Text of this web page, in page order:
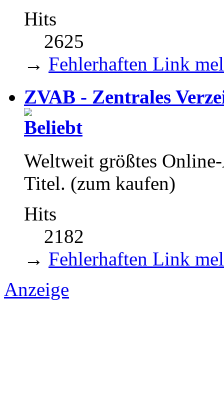
Hits
2625
→ Fehlerhaften Link
ZVAB - Zentrales
Weltweit größtes
Titel. (zum kaufen)
Hits
2182
→ Fehlerhaften Link
Anzeige